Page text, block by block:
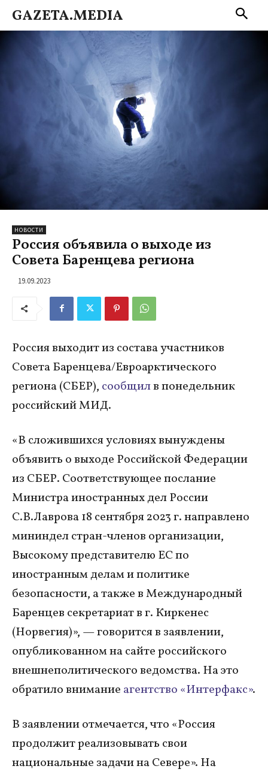
GAZETA.MEDIA
НОВОСТИ
Россия объявила о выходе из
Совета Баренцева региона
19.09.2023
Россия выходит из состава участников
Совета Баренцева/Евроарктического
региона (СБЕР), сообщилв понедельник
российский МИД.
«В сложившихся условиях вынуждены
объявить о выходе Российской Федерации
из СБЕР. Соответствующее послание
Министра иностранных дел России
С.В.Лаврова 18 сентября 2023 г. направлено
мининдел стран-членов организации,
Высокому представителю ЕС по
иностранным делам и политике
безопасности, а также в Международный
Баренцев секретариат в г. Киркенес
(Норвегия)», — говорится в заявлении,
опубликованном на сайте российского
внешнеполитического ведомства. На это
обратило внимание агентство «Интерфакс».
В заявлении отмечается, что «Россия
продолжит реализовывать свои
национальные задачи на Севере». На